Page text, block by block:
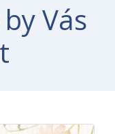
Vás